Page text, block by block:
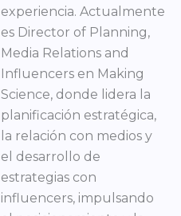
experiencia. Actualmente
es Director of Planning,
Media Relations and
Influencers en Making
Science, donde lidera la
planificación estratégica,
la relación con medios y
el desarrollo de
estrategias con
influencers, impulsando